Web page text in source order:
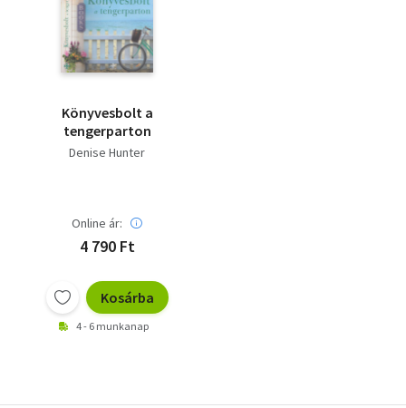
Könyvesbolt a
tengerparton
Denise Hunter
Online ár:
4 790 Ft
Kosárba
4 - 6 munkanap